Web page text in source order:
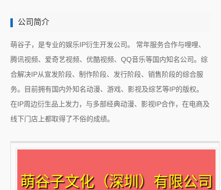
公司简介
萌谷子，是专业的娱乐IP衍生开发公司。 常年服务合作与哩哩、
腾讯视频、爱奇艺视频、优酷视频、QQ音乐等国内知名公司。综
合解决IP从宣发阶段、制作阶段、发行阶段、销售阶段的综合服
务。目前拥有国内外知名动漫、游戏、影视及综艺等IP的版权。
在IP周边衍生品上发力，与多部经典动漫、影视IP合作，在电商及
线下门店上都取得了不俗的成绩。
萌谷子文化（深圳）有限公司